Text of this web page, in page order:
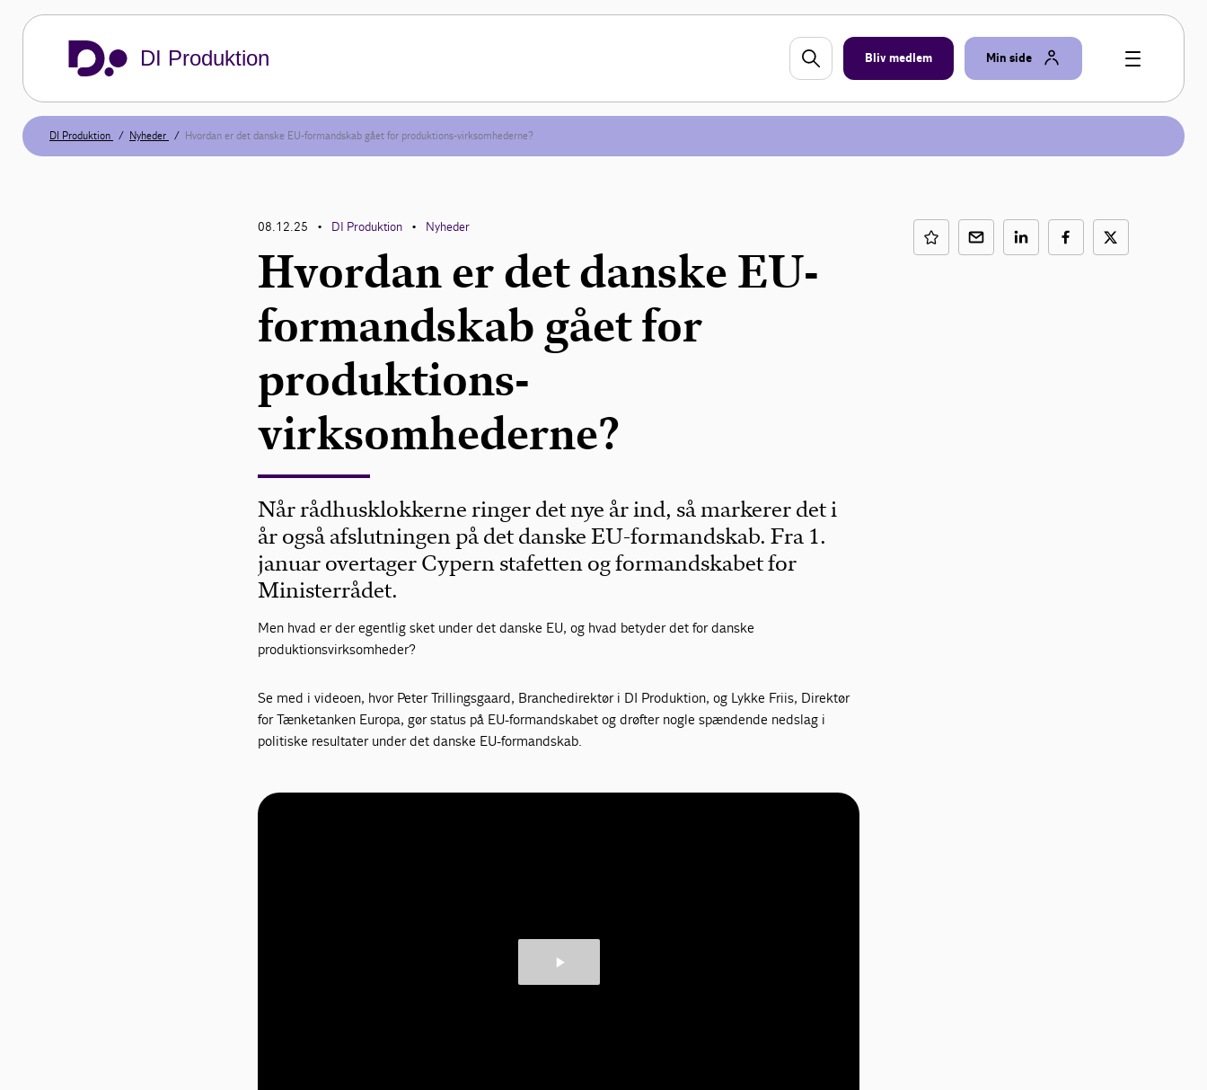
DI Produktion Bliv medlem Min side
DI Produktion Nyheder Hvordan er det danske EU-formandskab gået for produktions-virksomhederne?
08.12.25 • DI Produktion • Nyheder
Hvordan er det danske EU-
formandskab gået for
produktions-
virksomhederne?
Når rådhusklokkerne ringer det nye år ind, så markerer det i
år også afslutningen på det danske EU-formandskab. Fra 1.
januar overtager Cypern stafetten og formandskabet for
Ministerrådet.
Men hvad er der egentlig sket under det danske EU, og hvad betyder det for danske
produktionsvirksomheder?
Se med i videoen, hvor Peter Trillingsgaard, Branchedirektør i DI Produktion, og Lykke Friis, Direktør
for Tænketanken Europa, gør status på EU-formandskabet og drøfter nogle spændende nedslag i
politiske resultater under det danske EU-formandskab.